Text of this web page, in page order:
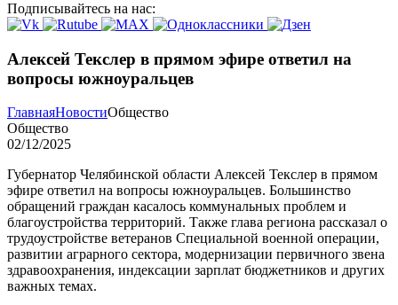
Подписывайтесь на нас:
Алексей Текслер в прямом эфире ответил на
вопросы южноуральцев
ГлавнаяНовостиОбщество
Общество
02/12/2025
Губернатор Челябинской области Алексей Текслер в прямом
эфире ответил на вопросы южноуральцев. Большинство
обращений граждан касалось коммунальных проблем и
благоустройства территорий. Также глава региона рассказал о
трудоустройстве ветеранов Специальной военной операции,
развитии аграрного сектора, модернизации первичного звена
здравоохранения, индексации зарплат бюджетников и других
важных темах.